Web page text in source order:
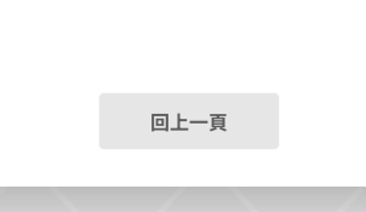
回上一頁